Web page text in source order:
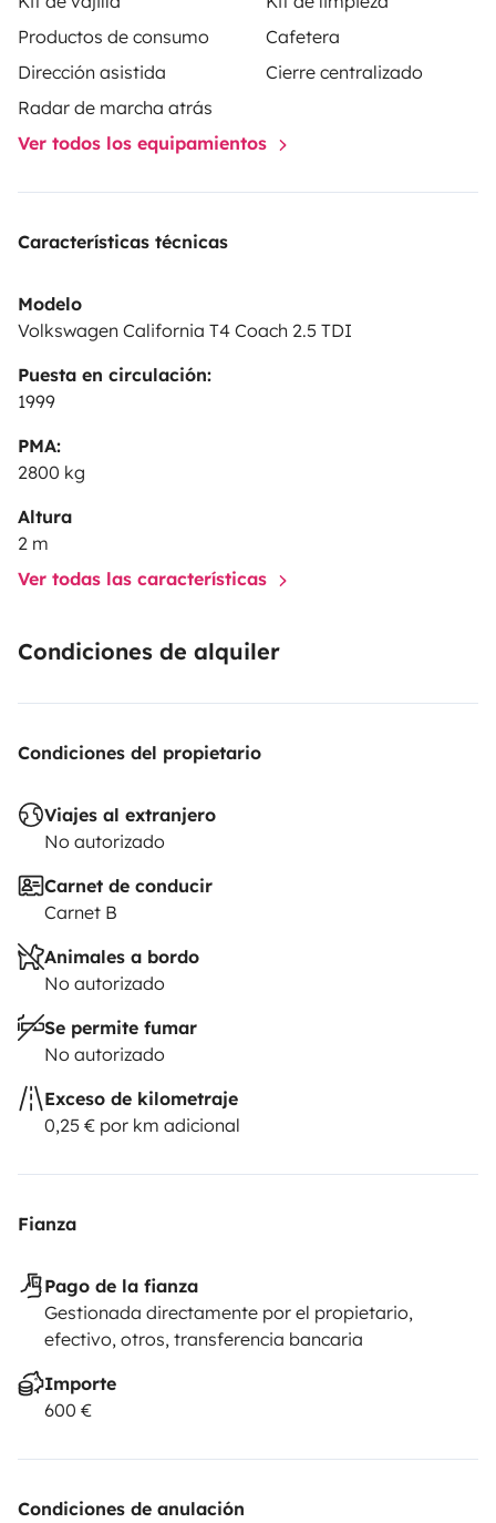
Productos de consumo
Cafetera
Dirección asistida
Cierre centralizado
Radar de marcha atrás
Ver todos los equipamientos
Características técnicas
Modelo
Volkswagen California T4 Coach 2.5 TDI
Puesta en circulación:
1999
PMA:
2800 kg
Altura
2 m
Ver todas las características
Condiciones de alquiler
Condiciones del propietario
Viajes al extranjero
No autorizado
Carnet de conducir
Carnet B
Animales a bordo
No autorizado
Se permite fumar
No autorizado
Exceso de kilometraje
0,25 € por km adicional
Fianza
Pago de la fianza
Gestionada directamente por el propietario,
efectivo, otros, transferencia bancaria
Importe
600 €
Condiciones de anulación